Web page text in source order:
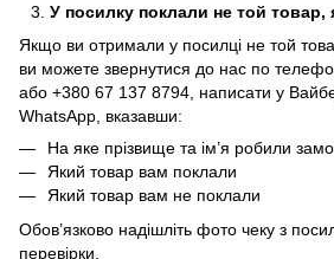
У посилку поклали не той
Якщо ви отримали у посилці не той
ви можете звернутися до нас по
або +380 67 137 8794, написати у
WhatsApp, вказавши:
На яке прізвище та ім’я робили
Який товар вам поклали
Який товар вам не поклали
Обов’язково надішліть фото чеку з
перевірки.